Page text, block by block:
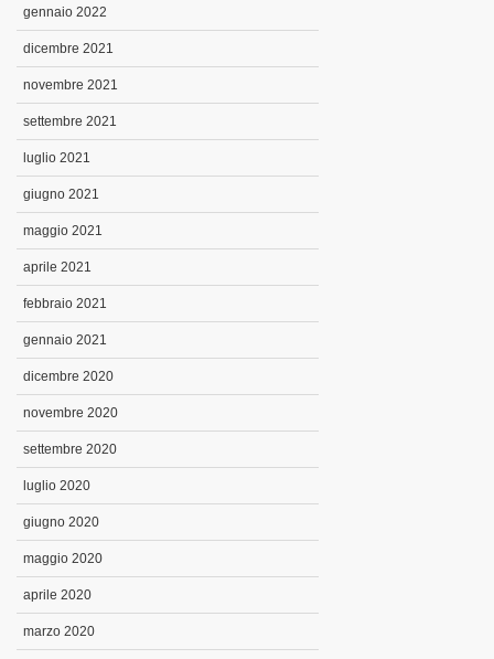
gennaio 2022
dicembre 2021
novembre 2021
settembre 2021
luglio 2021
giugno 2021
maggio 2021
aprile 2021
febbraio 2021
gennaio 2021
dicembre 2020
novembre 2020
settembre 2020
luglio 2020
giugno 2020
maggio 2020
aprile 2020
marzo 2020